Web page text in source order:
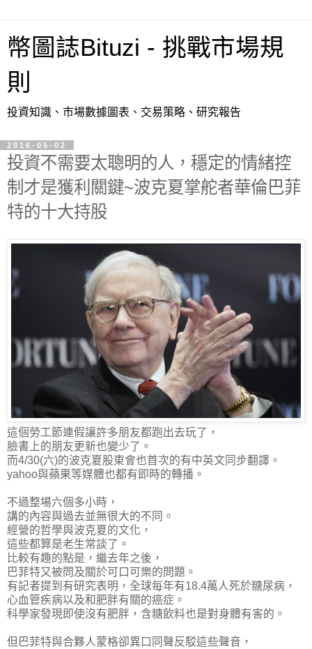
幣圖誌Bituzi - 挑戰市場規
則
投資知識、市場數據圖表、交易策略、研究報告
2016-05-02
投資不需要太聰明的人，穩定的情緒控
制才是獲利關鍵~波克夏掌舵者華倫巴菲
特的十大持股
這個勞工節連假讓許多朋友都跑出去玩了，
臉書上的朋友更新也變少了。
而4/30(六)的波克夏股東會也首次的有中英文同步翻譯。
yahoo與蘋果等媒體也都有即時的轉播。
不過整場六個多小時，
講的內容與過去並無很大的不同。
經營的哲學與波克夏的文化，
這些都算是老生常談了。
比較有趣的點是，繼去年之後，
巴菲特又被問及關於可口可樂的問題。
有記者提到有研究表明，全球每年有18.4萬人死於糖尿病，
心血管疾病以及和肥胖有關的癌症。
科學家發現即使沒有肥胖，含糖飲料也是對身體有害的。
但巴菲特與合夥人蒙格卻異口同聲反駁這些聲音，